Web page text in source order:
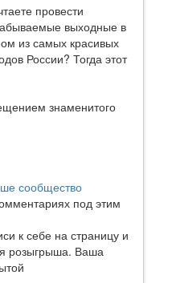
провести
выходные в
из самых красивых
России? Тогда этот
знаменитого
сообщество
под этим
к себе на страницу и
розыгрыша. Ваша